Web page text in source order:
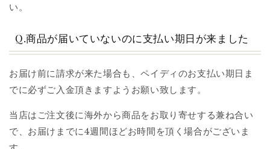
い。
Q.商品が届いていないのに支払い期日が来ました
お届け前に請求が来た場合も、ペイディのお支払い期日ま
でに必ずご入金頂きますようお願い致します。
当店はご注文後に海外から商品をお取り寄せする兼ね合い
で、お届けまでに4週間ほどお時間を頂く場合がございま